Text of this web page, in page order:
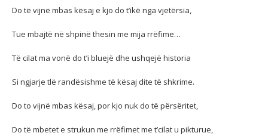
Do të vijnë mbas kësaj e kjo do t’ikë nga vjetërsia,
Tue mbajtë në shpinë thesin me mija rrëfime…
Të cilat ma vonë do t’i bluejë dhe ushqejë historia
Si ngjarje tlë randësishme të kësaj dite të shkrime.
Do to vijnë mbas kësaj, por kjo nuk do të përsëritet,
Do të mbetet e strukun me rrëfimet me t’cilat u pikturue,